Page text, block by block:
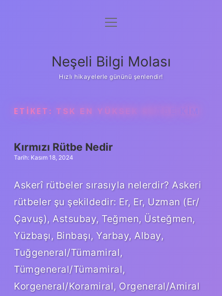
Anasayfa
Yasal Uyarı
menüyü
Neşeli Bilgi Molası
Hızlı hikayelerle gününü şenlendir!
ETIKET: TSK EN YÜKSEK RÜTBE KIM
Kırmızı Rütbe Nedir
Tarih: Kasım 18, 2024
Askerî rütbeler sırasıyla nelerdir? Askeri
rütbeler şu şekildedir: Er, Er, Uzman (Er/
Çavuş), Astsubay, Teğmen, Üsteğmen,
Yüzbaşı, Binbaşı, Yarbay, Albay,
Tuğgeneral/Tümamiral,
Tümgeneral/Tümamiral,
Korgeneral/Koramiral, Orgeneral/Amiral